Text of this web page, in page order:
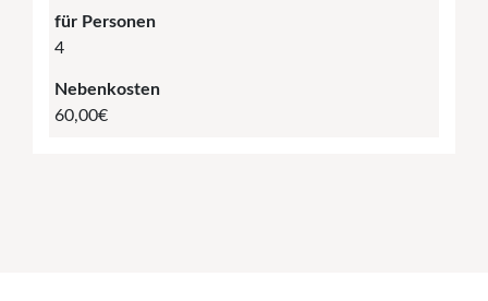
für Personen
4
Nebenkosten
60,00€